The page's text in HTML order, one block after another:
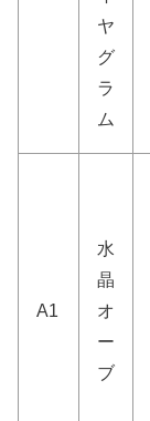
ヤ
グ
ラ
ム
A1
水
晶
オ
ー
ブ